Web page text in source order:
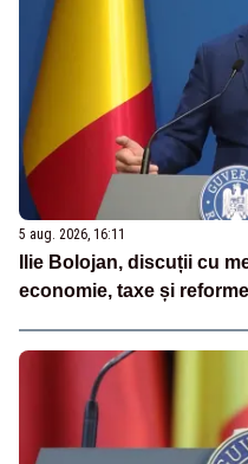
5 aug. 2026, 16:11
Ilie Bolojan, discuții cu
economie, taxe și